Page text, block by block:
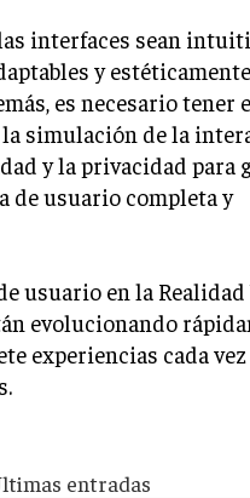
interfaces sean
y estéticamente
es necesario tener
la simulación de la
y la privacidad para
de usuario completa y
usuario en la
evolucionando
experiencias cada vez
entradas